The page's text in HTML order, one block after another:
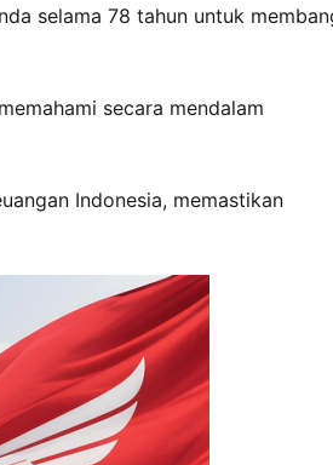
selama 78 tahun untuk
secara mendalam
Indonesia, memastikan